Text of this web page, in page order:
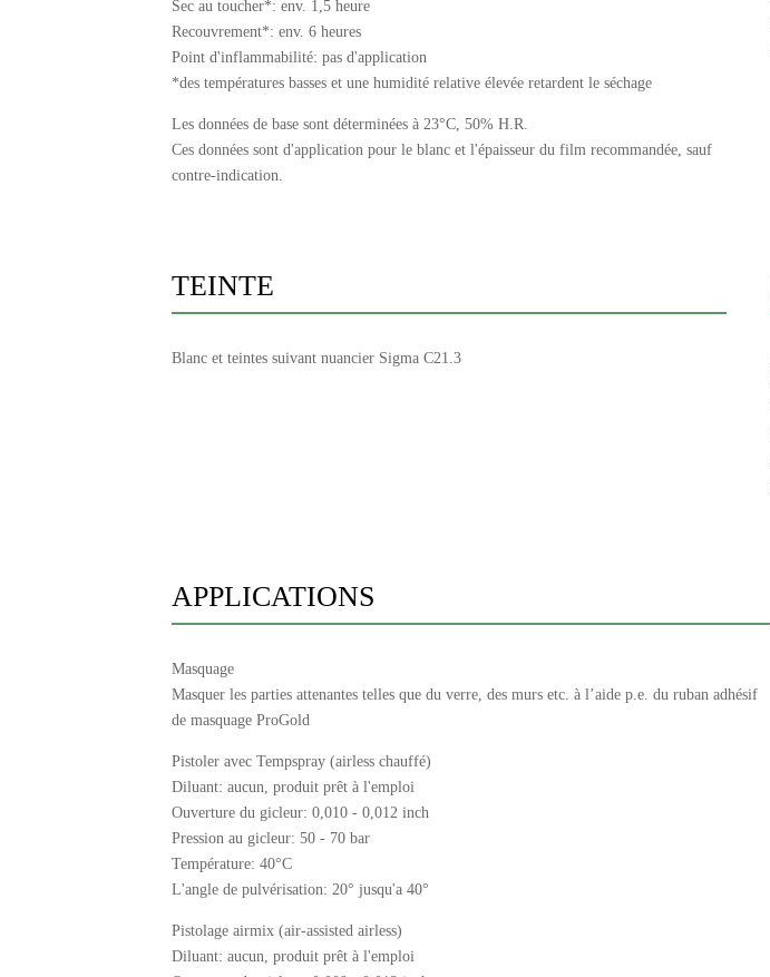
Sec au toucher*: env. 1,5 heure
Recouvrement*: env. 6 heures
Point d'inflammabilité: pas d'application
*des températures basses et une humidité relative élevée retardent le séchage
Les données de base sont déterminées à 23°C, 50% H.R.
Ces données sont d'application pour le blanc et l'épaisseur du film recommandée, sauf
contre-indication.
TEINTE
Blanc et teintes suivant nuancier Sigma C21.3
APPLICATIONS
Masquage
Masquer les parties attenantes telles que du verre, des murs etc. à l’aide p.e. du ruban adhésif
de masquage ProGold
Pistoler avec Tempspray (airless chauffé)
Diluant: aucun, produit prêt à l'emploi
Ouverture du gicleur: 0,010 - 0,012 inch
Pression au gicleur: 50 - 70 bar
Température: 40°C
L'angle de pulvérisation: 20° jusqu'a 40°
Pistolage airmix (air-assisted airless)
Diluant: aucun, produit prêt à l'emploi